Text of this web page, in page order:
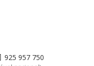
925 957 750